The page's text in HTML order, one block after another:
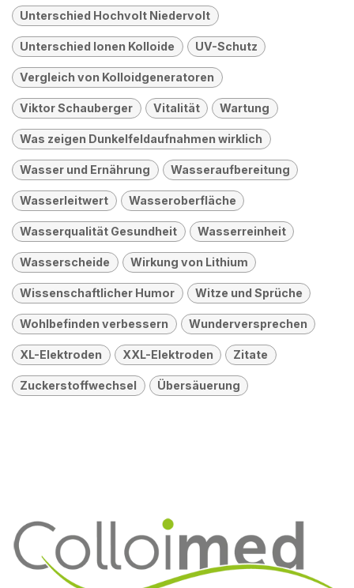
Unterschied Hochvolt Niedervolt
Unterschied Ionen Kolloide UV-Schutz
Vergleich von Kolloidgeneratoren
Viktor Schauberger Vitalität Wartung
Was zeigen Dunkelfeldaufnahmen wirklich
Wasser und Ernährung Wasseraufbereitung
Wasserleitwert Wasseroberfläche
Wasserqualität Gesundheit Wasserreinheit
Wasserscheide Wirkung von Lithium
Wissenschaftlicher Humor Witze und Sprüche
Wohlbefinden verbessern Wunderversprechen
XL-Elektroden XXL-Elektroden Zitate
Zuckerstoffwechsel Übersäuerung